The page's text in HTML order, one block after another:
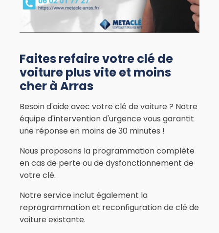
Faites refaire votre clé de
voiture plus vite et moins
cher à Arras
Besoin d'aide avec votre clé de voiture ? Notre
équipe d'intervention d'urgence vous garantit
une réponse en moins de 30 minutes !
Nous proposons la programmation complète
en cas de perte ou de dysfonctionnement de
votre clé.
Notre service inclut également la
reprogrammation et reconfiguration de clé de
voiture existante.